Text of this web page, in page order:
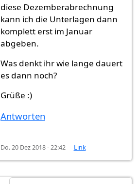
diese Dezemberabrechnung
kann ich die Unterlagen dann
komplett erst im Januar
abgeben.
Was denkt ihr wie lange dauert
es dann noch?
Grüße :)
Antworten
Do. 20 Dez 2018 - 22:42 Link